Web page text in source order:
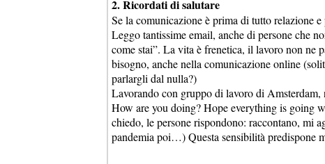
2. Ricordati di salutare
Se la comunicazione è prima di tutto relazione
Leggo tantissime email, anche di persone che
come stai”. La vita è frenetica, il lavoro non ne
bisogno, anche nella comunicazione online
parlargli dal nulla?)
Lavorando con gruppo di lavoro di
How are you doing? Hope everything is going
chiedo, le persone rispondono: raccontano, mi
pandemia poi…) Questa sensibilità predispone